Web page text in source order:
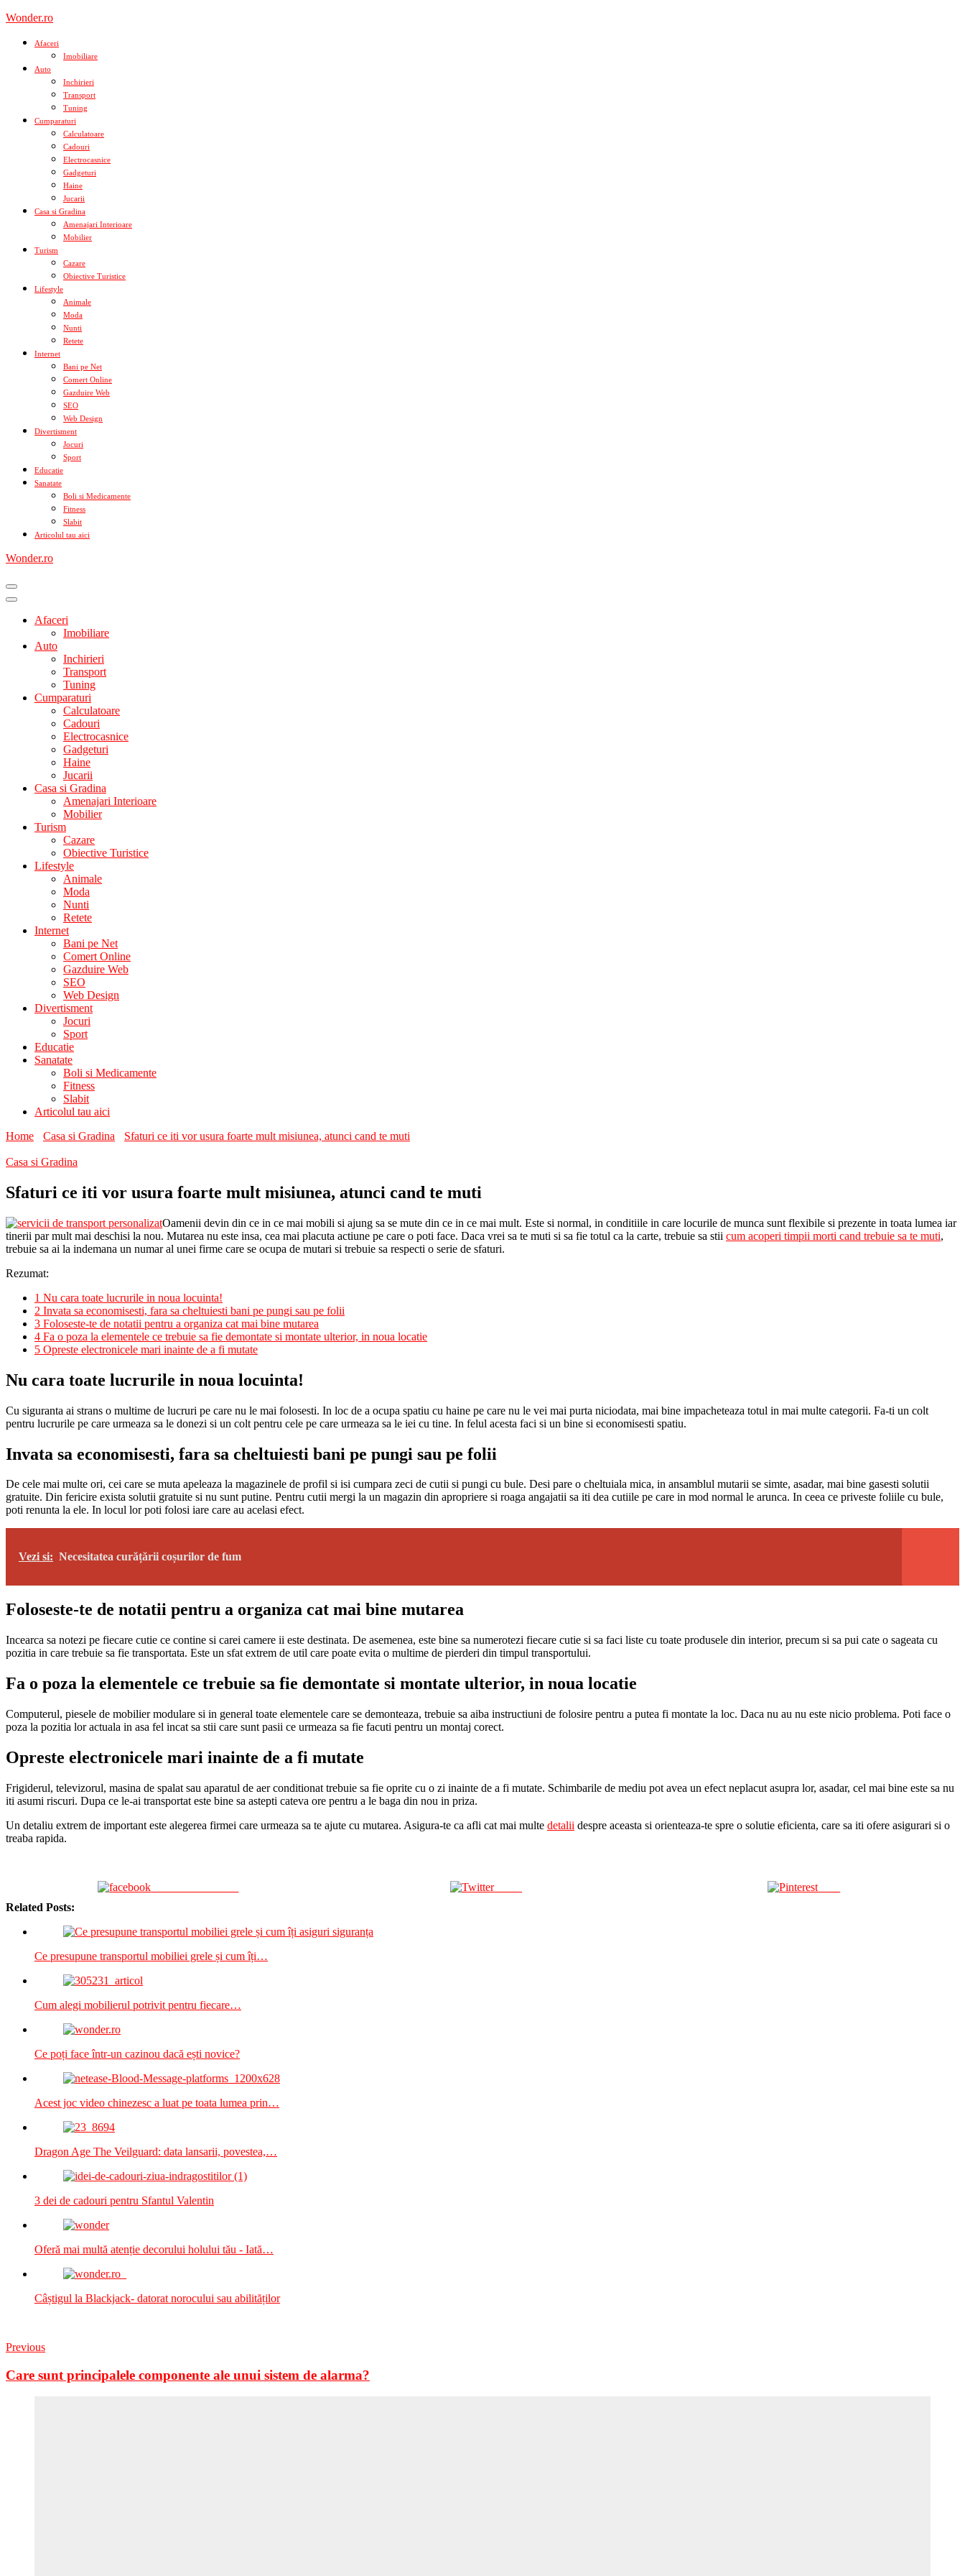
Skip
content
Wonder.ro
Afaceri
Imobiliare
Auto
Inchirieri
Transport
Tuning
Cumparaturi
Calculatoare
Cadouri
Electrocasnice
Gadgeturi
Haine
Jucarii
Casa si Gradina
Amenajari Interioare
Mobilier
Turism
Cazare
Obiective Turistice
Lifestyle
Animale
Moda
Nunti
Retete
Internet
Bani pe Net
Comert Online
Gazduire Web
SEO
Web Design
Divertisment
Jocuri
Sport
Educatie
Sanatate
Boli si Medicamente
Fitness
Slabit
Articolul tau aici
Wonder.ro
Afaceri
Imobiliare
Auto
Inchirieri
Transport
Tuning
Cumparaturi
Calculatoare
Cadouri
Electrocasnice
Gadgeturi
Haine
Jucarii
Casa si Gradina
Amenajari Interioare
Mobilier
Turism
Cazare
Obiective Turistice
Lifestyle
Animale
Moda
Nunti
Retete
Internet
Bani pe Net
Comert Online
Gazduire Web
SEO
Web Design
Divertisment
Jocuri
Sport
Educatie
Sanatate
Boli si Medicamente
Fitness
Slabit
Articolul tau aici
Home
Casa si Gradina Sfaturi ce iti vor usura foarte mult misiunea, atunci cand te muti
Casa si Gradina
Sfaturi ce iti vor usura foarte mult misiunea, atunci cand te muti
Oamenii devin din ce in ce mai mobili si ajung sa se mute din ce in ce mai mult. Este si normal, in conditiile in care locurile de munca sunt flexibile si prezente in toata lumea iar
tinerii par mult mai deschisi la nou. Mutarea nu este insa, cea mai placuta actiune pe care o poti face. Daca vrei sa te muti si sa fie totul ca la carte, trebuie sa stii cum acoperi timpii morti cand trebuie sa te muti,
trebuie sa ai la indemana un numar al unei firme care se ocupa de mutari si trebuie sa respecti o serie de sfaturi.
Rezumat:
1 Nu cara toate lucrurile in noua locuinta!
2 Invata sa economisesti, fara sa cheltuiesti bani pe pungi sau pe folii
3 Foloseste-te de notatii pentru a organiza cat mai bine mutarea
4 Fa o poza la elementele ce trebuie sa fie demontate si montate ulterior, in noua locatie
5 Opreste electronicele mari inainte de a fi mutate
Nu cara toate lucrurile in noua locuinta!
Cu siguranta ai strans o multime de lucruri pe care nu le mai folosesti. In loc de a ocupa spatiu cu haine pe care nu le vei mai purta niciodata, mai bine impacheteaza totul in mai multe categorii. Fa-ti un colt
pentru lucrurile pe care urmeaza sa le donezi si un colt pentru cele pe care urmeaza sa le iei cu tine. In felul acesta faci si un bine si economisesti spatiu.
Invata sa economisesti, fara sa cheltuiesti bani pe pungi sau pe folii
De cele mai multe ori, cei care se muta apeleaza la magazinele de profil si isi cumpara zeci de cutii si pungi cu bule. Desi pare o cheltuiala mica, in ansamblul mutarii se simte, asadar, mai bine gasesti solutii
gratuite. Din fericire exista solutii gratuite si nu sunt putine. Pentru cutii mergi la un magazin din apropriere si roaga angajatii sa iti dea cutiile pe care in mod normal le arunca. In ceea ce priveste foliile cu bule,
poti renunta la ele. In locul lor poti folosi iare care au acelasi efect.
Vezi si: Necesitatea curățării coșurilor de fum
Foloseste-te de notatii pentru a organiza cat mai bine mutarea
Incearca sa notezi pe fiecare cutie ce contine si carei camere ii este destinata. De asemenea, este bine sa numerotezi fiecare cutie si sa faci liste cu toate produsele din interior, precum si sa pui cate o sageata cu
pozitia in care trebuie sa fie transportata. Este un sfat extrem de util care poate evita o multime de pierderi din timpul transportului.
Fa o poza la elementele ce trebuie sa fie demontate si montate ulterior, in noua locatie
Computerul, piesele de mobilier modulare si in general toate elementele care se demonteaza, trebuie sa aiba instructiuni de folosire pentru a putea fi montate la loc. Daca nu au nu este nicio problema. Poti face o
poza la pozitia lor actuala in asa fel incat sa stii care sunt pasii ce urmeaza sa fie facuti pentru un montaj corect.
Opreste electronicele mari inainte de a fi mutate
Frigiderul, televizorul, masina de spalat sau aparatul de aer conditionat trebuie sa fie oprite cu o zi inainte de a fi mutate. Schimbarile de mediu pot avea un efect neplacut asupra lor, asadar, cel mai bine este sa nu
iti asumi riscuri. Dupa ce le-ai transportat este bine sa astepti cateva ore pentru a le baga din nou in priza.
Un detaliu extrem de important este alegerea firmei care urmeaza sa te ajute cu mutarea. Asigura-te ca afli cat mai multe detalii despre aceasta si orienteaza-te spre o solutie eficienta, care sa iti ofere asigurari si o
treaba rapida.
Tweet
Related Posts:
Ce presupune transportul mobiliei grele și cum îți…
Cum alegi mobilierul potrivit pentru fiecare…
Ce poți face într-un cazinou dacă ești novice?
Acest joc video chinezesc a luat pe toata lumea prin…
Dragon Age The Veilguard: data lansarii, povestea,…
3 dei de cadouri pentru Sfantul Valentin
Oferă mai multă atenție decorului holului tău - Iată…
Câștigul la Blackjack- datorat norocului sau abilităților
Previous
Care sunt principalele componente ale unui sistem de alarma?